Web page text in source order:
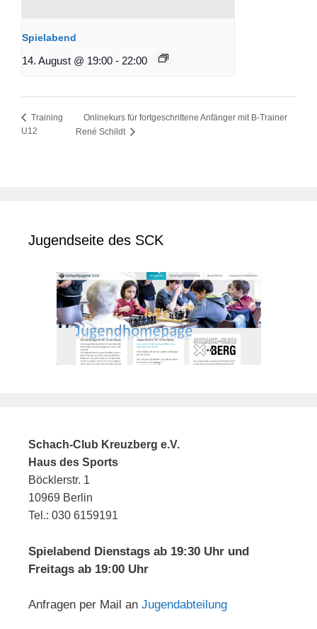
Spielabend
14. August @ 19:00 - 22:00
Training
U12
Onlinekurs für fortgeschrittene Anfänger mit B-Trainer
René Schildt
Jugendseite des SCK
Schach-Club Kreuzberg e.V.
Haus des Sports
Böcklerstr. 1
10969 Berlin
Tel.: 030 6159191
Spielabend Dienstags ab 19:30 Uhr und
Freitags ab 19:00 Uhr
Anfragen per Mail an Jugendabteilung